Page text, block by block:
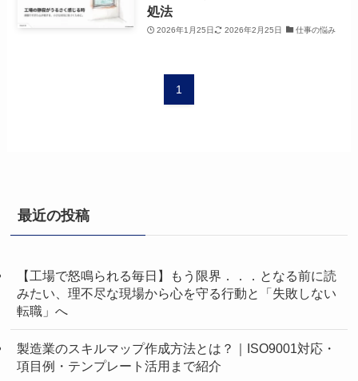
処法
2026年1月25日 2026年2月25日 仕事の悩み
1
最近の投稿
【工場で怒鳴られる毎日】もう限界．．．となる前に読
みたい、理不尽な現場から心を守る行動と「失敗しない
転職」へ
製造業のスキルマップ作成方法とは？｜ISO9001対応・
項目例・テンプレート活用まで紹介